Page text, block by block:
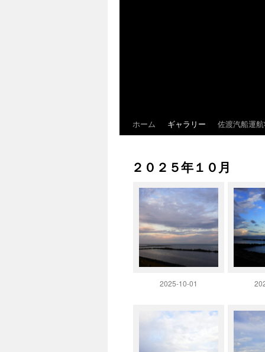
ホーム ギャラリー 佐渡汽船運
２０２５年１０月
2025-10-01